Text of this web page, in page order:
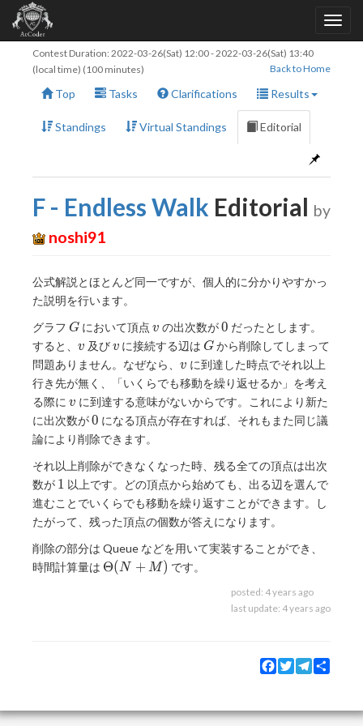
Contest Duration: 2022-03-26(Sat) 12:00-2022-03-26(Sat) 13:40
(local time) (100 minutes)
Back to Home
Top Tasks Clarifications Results
Standings Virtual Standings Editorial
F - Endless Walk Editorial by
noshi91
公式解説とほとんど同一ですが、個人的に分かりやすかっ
た説明を行います。
グラフ G
G において頂点 v
v の出次数が0
0 だったとします。
すると、 v
v 及びv
v に接続する辺はG
Gから削除してしまって
問題ありません。なぜなら、 v
v に到達した時点でそれ以上
行き先が無く、「いくらでも移動を繰り返せるか」を考え
る際に v
v に到達する意味がないからです。これにより新た
に出次数が0
0 になる頂点が存在すれば、それもまた同じ議
論により削除できます。
それ以上削除ができなくなった時、残る全ての頂点は出次
数が 1
1 以上です。どの頂点から始めても、出る辺を選んで
進むことでいくらでも移動を繰り返すことができます。し
たがって、残った頂点の個数が答えになります。
削除の部分は Queue などを用いて実装することができ、
時間計算量は \Theta(N
Θ(N + M ) です。
posted: 4 years ago
last update: 4 years ago
Facebook
TwitterTelegram